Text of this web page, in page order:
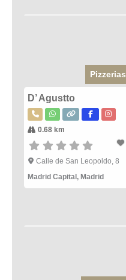
Pizzerias
D’ Agustto
0.68 km
Calle de San Leopoldo, 8
Madrid Capital , Madrid